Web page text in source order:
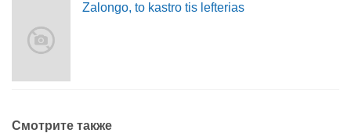
Zalongo, to kastro tis lefterias
Смотрите также